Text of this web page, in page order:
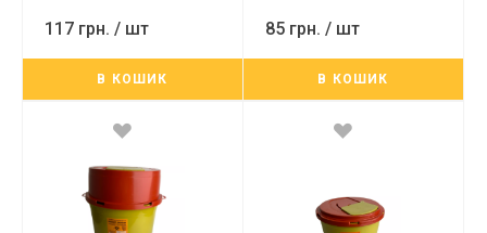
117 грн. / шт
В КОШИК
85 грн. / шт
В КОШИК